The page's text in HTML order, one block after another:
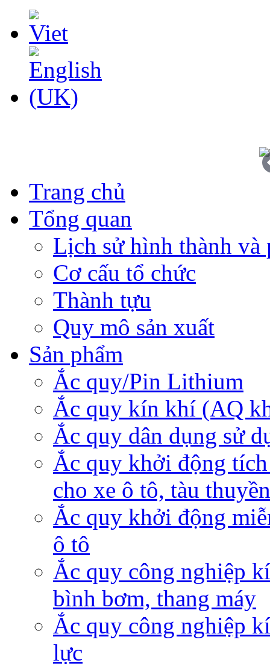
Trang chủ
Tổng quan
Lịch sử hình thành và
Cơ cấu tổ chức
Thành tựu
Quy mô sản xuất
Sản phẩm
Ắc quy/Pin Lithium
Ắc quy kín khí (AQ
Ắc quy dân dụng sử
Ắc quy khởi động
cho xe ô tô, tàu thuyền
Ắc quy khởi động
ô tô
Ắc quy công nghiệp
bình bơm, thang máy
Ắc quy công nghiệp
lực